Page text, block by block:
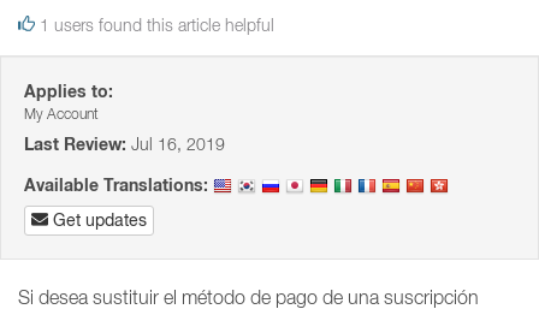
1 users found this article helpful
Applies to:
My Account
Last Review: Jul 16, 2019
Available Translations:
Get updates
Si desea sustituir el método de pago de una suscripción